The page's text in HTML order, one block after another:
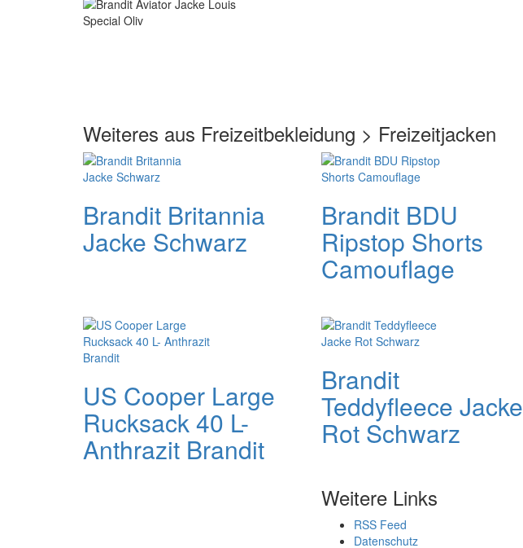
Weiteres aus Freizeitbekleidung > Freizeitjacken
Brandit Britannia
Jacke Schwarz
Brandit BDU
Ripstop Shorts
Camouflage
US Cooper Large
Rucksack 40 L-
Anthrazit Brandit
Brandit
Teddyfleece Jacke
Rot Schwarz
Weitere Links
RSS Feed
Datenschutz